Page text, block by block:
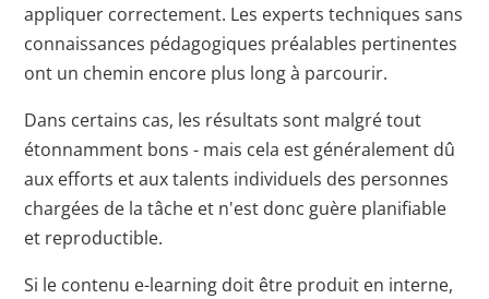
appliquer correctement. Les experts techniques sans
connaissances pédagogiques préalables pertinentes
ont un chemin encore plus long à parcourir.
Dans certains cas, les résultats sont malgré tout
étonnamment bons - mais cela est généralement dû
aux efforts et aux talents individuels des personnes
chargées de la tâche et n'est donc guère planifiable
et reproductible.
Si le contenu e-learning doit être produit en interne,